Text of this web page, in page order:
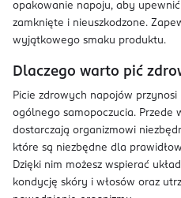
opakowanie napoju, aby upewnić
zamknięte i nieuszkodzone.
wyjątkowego smaku produktu.
Dlaczego warto pić
Picie zdrowych napojów
ogólnego samopoczucia. Przede
dostarczają organizmowi
które są niezbędne dla
Dzięki nim możesz wspierać
kondycję skóry i włosów oraz